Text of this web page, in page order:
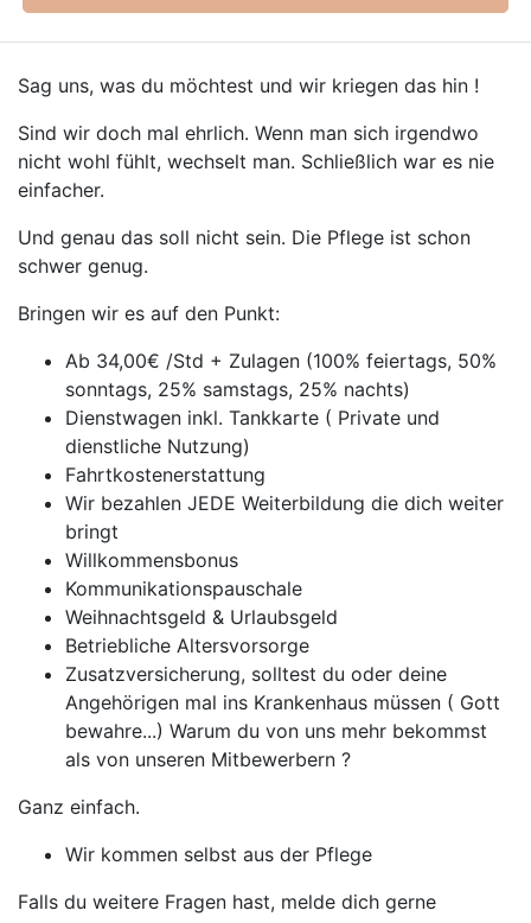
Sag uns, was du möchtest und wir kriegen das hin !
Sind wir doch mal ehrlich. Wenn man sich irgendwo
nicht wohl fühlt, wechselt man. Schließlich war es nie
einfacher.
Und genau das soll nicht sein. Die Pflege ist schon
schwer genug.
Bringen wir es auf den Punkt:
Ab 34,00€ /Std + Zulagen (100% feiertags, 50%
sonntags, 25% samstags, 25% nachts)
Dienstwagen inkl. Tankkarte ( Private und
dienstliche Nutzung)
Fahrtkostenerstattung
Wir bezahlen JEDE Weiterbildung die dich weiter
bringt
Willkommensbonus
Kommunikationspauschale
Weihnachtsgeld & Urlaubsgeld
Betriebliche Altersvorsorge
Zusatzversicherung, solltest du oder deine
Angehörigen mal ins Krankenhaus müssen ( Gott
bewahre...) Warum du von uns mehr bekommst
als von unseren Mitbewerbern ?
Ganz einfach.
Wir kommen selbst aus der Pflege
Falls du weitere Fragen hast, melde dich gerne